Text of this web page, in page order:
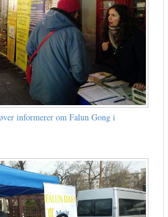
informerer om Falun Gong i